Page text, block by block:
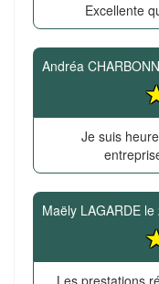
Excellente
Andréa
Je suis
Maëly LAGARDE le
Les prestations